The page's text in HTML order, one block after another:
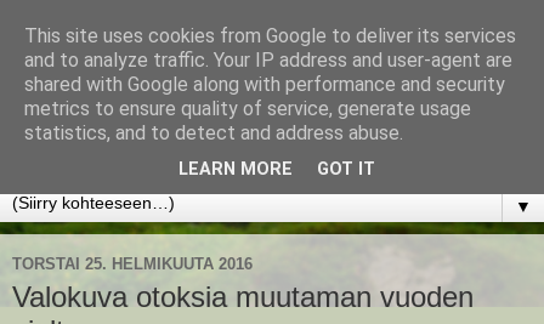
www.jyrkikokko.fi
Uusi Suunta - Jokainen hetki tarjoaa tilaisuuden muuttaa
▼
TORSTAI 25. HELMIKUUTA 2016
Valokuva otoksia muutaman vuoden
This site uses cookies from Google to deliver its services
and to analyze traffic. Your IP address and user-agent are
shared with Google along with performance and security
metrics to ensure quality of service, generate usage
statistics, and to detect and address abuse.
LEARN MORE GOT IT